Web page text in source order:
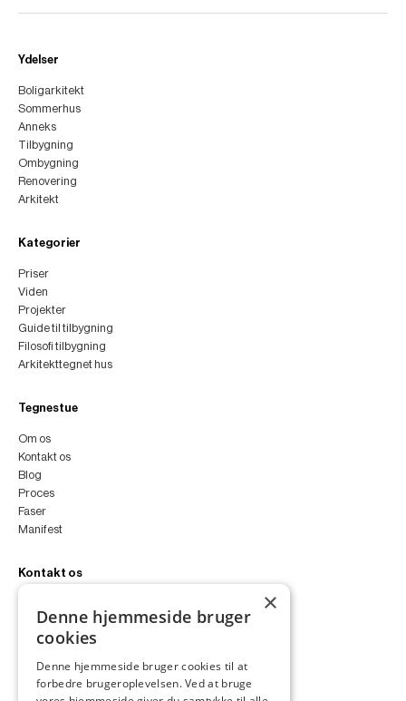
Ydelser
Boligarkitekt
Sommerhus
Anneks
Tilbygning
Ombygning
Renovering
Arkitekt
Kategorier
Priser
Viden
Projekter
Guide til tilbygning
Filosofi tilbygning
Arkitekttegnet hus
Tegnestue
Om os
Kontakt os
Blog
Proces
Faser
Manifest
Kontakt os
+45 4252 0011
VA11a
2300 København S
×
Denne hjemmeside bruger
cookies
Denne hjemmeside bruger cookies til at
forbedre brugeroplevelsen. Ved at bruge